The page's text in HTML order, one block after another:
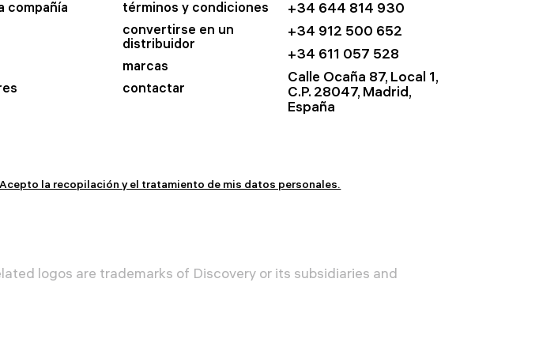
compañía
términos y condiciones
convertirse en un
distribuidor
marcas
contactar
+34 644 814 930
+34 912 500 652
+34 611 057 528
Calle Ocaña 87, Local 1,
C.P. 28047, Madrid,
España
Acepto la recopilación y el tratamiento de mis datos personales.
logos are trademarks of Discovery or its subsidiaries and